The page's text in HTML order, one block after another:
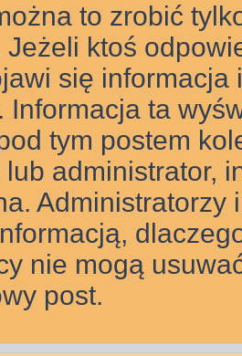
to zrobić
ktoś
się informacja
Informacja ta
tym postem
lub administrator,
Administratorzy
nie mogą
post.